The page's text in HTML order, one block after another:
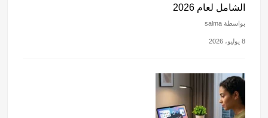
الشامل لعام 2026
بواسطة salma
8 يوليو، 2026